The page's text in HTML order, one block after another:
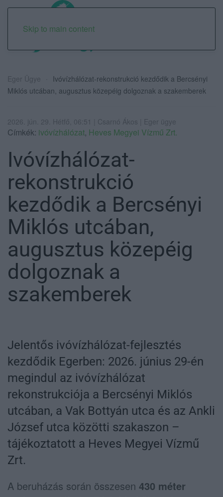
Skip to main content
Eger Ügye
Ivóvízhálózat-rekonstrukció kezdődik a Bercsényi
Miklós utcában, augusztus közepéig dolgoznak a szakemberek
2026. jún. 29. Hétfő, 06:51 | Csarnó Ákos | Eger ügye
Címkék: ivóvízhálózat, Heves Megyei Vízmű Zrt.
Ivóvízhálózat-
rekonstrukció
kezdődik a Bercsényi
Miklós utcában,
augusztus közepéig
dolgoznak a
szakemberek
Jelentős ivóvízhálózat-fejlesztés
kezdődik Egerben: 2026. június 29-én
megindul az ivóvízhálózat
rekonstrukciója a Bercsényi Miklós
utcában, a Vak Bottyán utca és az Ankli
József utca közötti szakaszon –
tájékoztatott a Heves Megyei Vízmű
Zrt.
A beruházás során összesen 430 méter